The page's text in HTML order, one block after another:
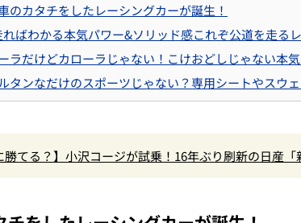
のカタチをしたレーシングカーが誕生！
ばわかる本気パワー&ソリッド感これぞ公道を走る
ラだけどカローラじゃない！こけおどしじゃない本
タンなだけのスポーツじゃない？専用シートやスウ
勝てる？】小沢コージが試乗！16年ぶり刷新の日産